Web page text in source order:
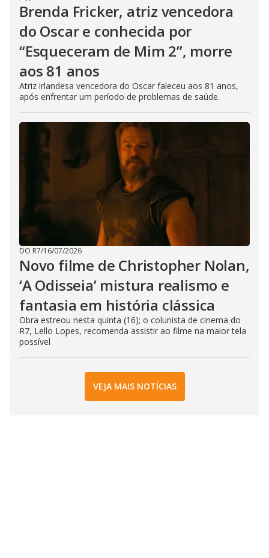
Brenda Fricker, atriz vencedora
do Oscar e conhecida por
“Esqueceram de Mim 2”, morre
aos 81 anos
Atriz irlandesa vencedora do Oscar faleceu aos 81 anos,
após enfrentar um período de problemas de saúde.
DO R7/16/07/2026
Novo filme de Christopher Nolan,
‘A Odisseia’ mistura realismo e
fantasia em história clássica
Obra estreou nesta quinta (16); o colunista de cinema do
R7, Lello Lopes, recomenda assistir ao filme na maior tela
possível
VEJA MAIS NOTÍCIAS